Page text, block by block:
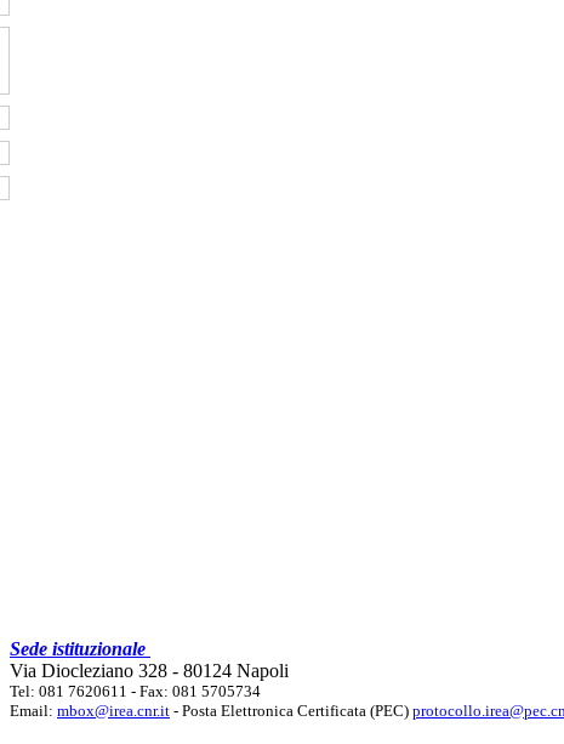
Sede istituzionale
Via Diocleziano 328 - 80124 Napoli
Tel: 081 7620611 - Fax: 081 5705734
Email: mbox@irea.cnr.it - Posta Elettronica Certificata (PEC)